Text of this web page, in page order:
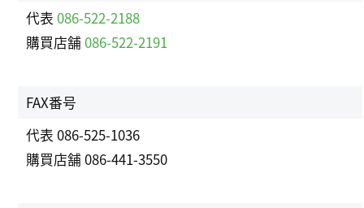
代表086-522-2188
購買店舗086-522-2191
FAX番号
代表 086-525-1036
購買店舗 086-441-3550